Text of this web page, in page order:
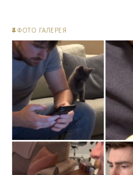
ФОТО ГАЛЕРЕЯ